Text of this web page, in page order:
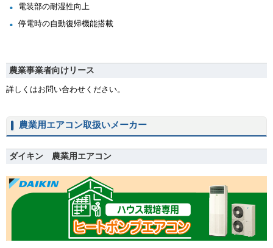
電装部の耐湿性向上
停電時の自動復帰機能搭載
農業事業者向けリース
詳しくはお問い合わせください。
農業用エアコン取扱いメーカー
ダイキン 農業用エアコン